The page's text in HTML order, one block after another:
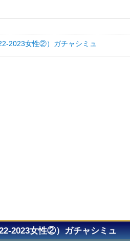
2023女性②）ガチャシミュ
2023女性②）ガチャシミュ